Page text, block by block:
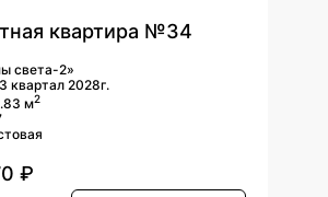
квартира №34
света-2»
3 квартал 2028г.
м2
₽